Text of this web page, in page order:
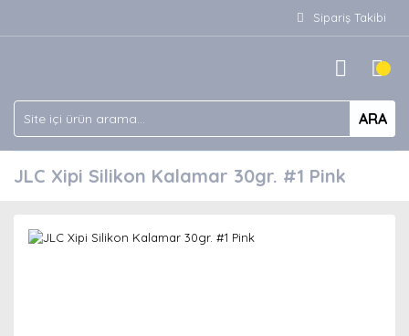
Sipariş Takibi
ARA
JLC Xipi Silikon Kalamar 30gr. #1 Pink